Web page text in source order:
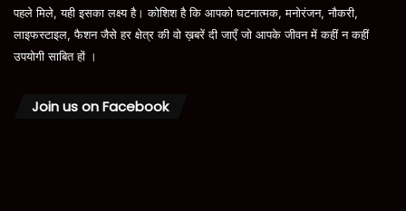
पहले मिले, यही इसका लक्ष्य है। कोशिश है कि आपको घटनात्मक, मनोरंजन, नौकरी,
लाइफस्टाइल, फैशन जैसे हर क्षेत्र की वो ख़बरें दी जाएँ जो आपके जीवन में कहीं न कहीं
उपयोगी साबित हों ।
Join us on Facebook